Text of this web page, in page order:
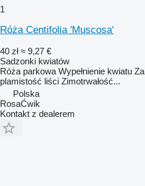
1
Róża Centifolia 'Muscosa'
40 zł ≈ 9,27 €
Sadzonki kwiatów
Róża parkowa Wypełnienie kwiatu
plamistość liści Zimotrwałość...
Polska
RosaĆwik
Kontakt z dealerem